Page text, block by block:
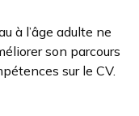
à l’âge adulte ne
son parcours
sur le CV.